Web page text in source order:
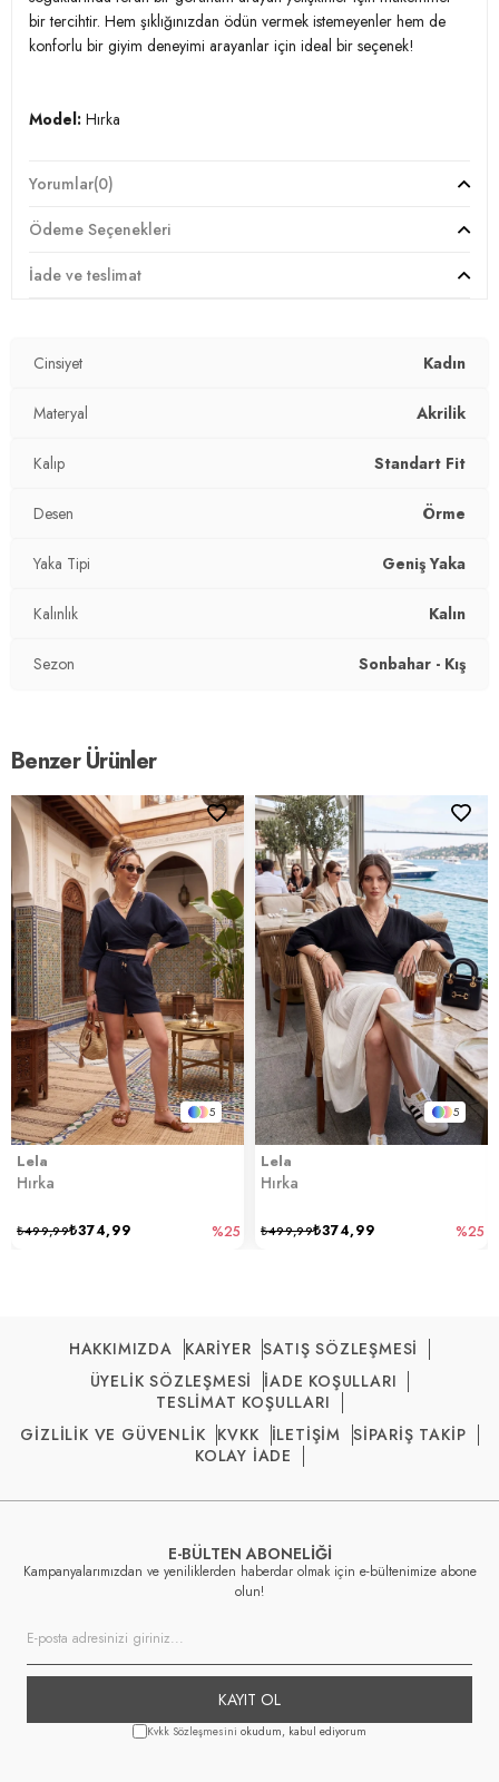
bir tercihtir. Hem şıklığınızdan ödün vermek istemeyenler hem de
konforlu bir giyim deneyimi arayanlar için ideal bir seçenek!
Model: Hırka
Desen:
Mevsim: Kışlık
Yaka Tipi:
Kapama Şekli:
Kalınlık:
Kalıp Bilgisi:
Yaş Grubu:
Yorumlar(0)
Ödeme Seçenekleri
İade ve teslimat
Cinsiyet Kadın
Materyal Akrilik
Kalıp Standart Fit
Desen Örme
Yaka Tipi Geniş Yaka
Kalınlık Kalın
Sezon Sonbahar - Kış
Benzer Ürünler
5
Lela
Hırka
₺374,99
₺499,99 %25
5
Lela
Hırka
₺374,99
₺499,99 %25
HAKKIMIZDA KARİYER SATIŞ SÖZLEŞMESİ
ÜYELİK SÖZLEŞMESİ
İADE KOŞULLARI
TESLİMAT KOŞULLARI
GİZLİLİK VE GÜVENLİK KVKK İLETİŞİM
SİPARİŞ TAKİP
KOLAY İADE
E-BÜLTEN ABONELİĞİ
Kampanyalarımızdan ve yeniliklerden haberdar olmak için e-bültenimize abone
olun!
KAYIT OL
Kvkk Sözleşmesini okudum, kabul ediyorum